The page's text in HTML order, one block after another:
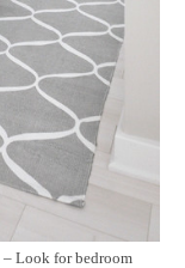
– Look for bedroom